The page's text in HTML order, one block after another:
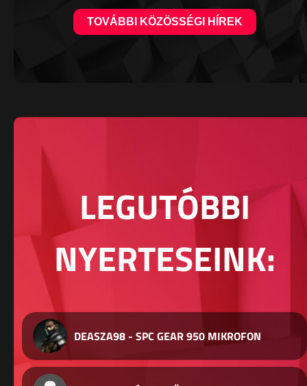
TOVÁBBI KÖZÖSSÉGI HÍREK
LEGUTÓBBI
NYERTESEINK:
DEASZA98 - SPC GEAR 950 MIKROFON